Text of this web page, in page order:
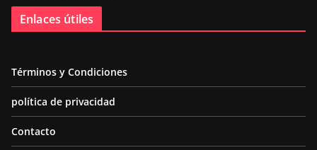
Enlaces útiles
Términos y Condiciones
política de privacidad
Contacto